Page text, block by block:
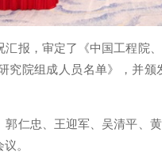
报，审定了《中国工程院
究院组成人员名单》，并
仁忠、王迎军、吴清平、
。